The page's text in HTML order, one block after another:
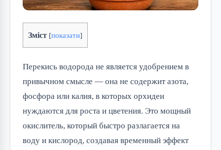
Зміст [показати]
Перекись водорода не является удобрением в
привычном смысле — она не содержит азота,
фосфора или калия, в которых орхидеи
нуждаются для роста и цветения. Это мощный
окислитель, который быстро разлагается на
воду и кислород, создавая временный эффект